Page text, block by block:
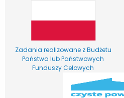
Zadania realizowane z Budżetu
Państwa lub Państwowych
Funduszy Celowych